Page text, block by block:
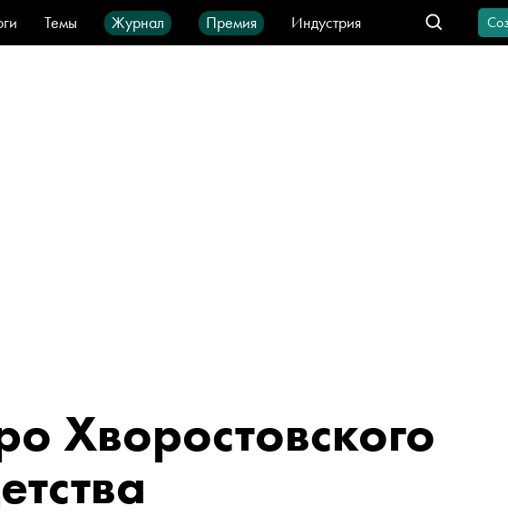
Темы Журнал Премия
Индустрия
Видео Город IT-продукты
Хворостовского